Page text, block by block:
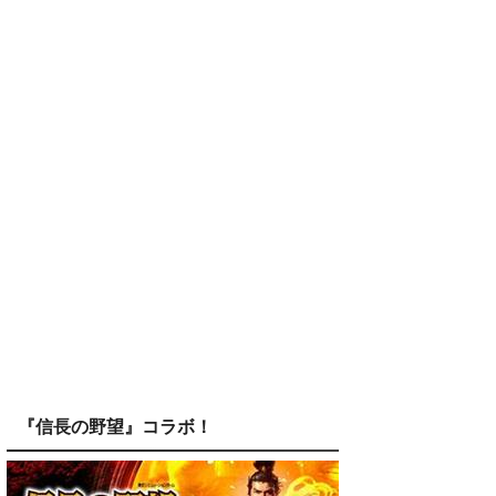
『信長の野望』コラボ！